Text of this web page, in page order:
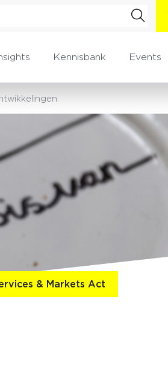
Kennisbank Events
& Markets Act